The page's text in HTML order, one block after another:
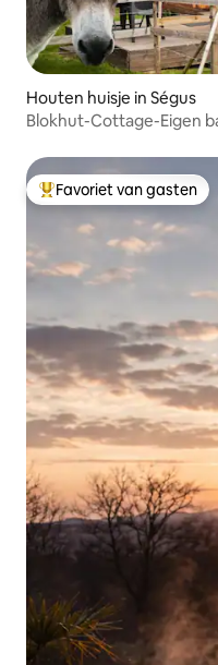
Houten huisje in Ségus
Blokhut-Cottage-Eigen
Topfavoriet van gasten
Favoriet van gasten